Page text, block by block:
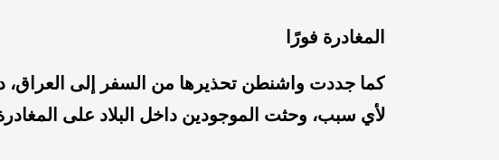
المغادرة فورًا
كما جددت واشنطن تحذيرها من السفر إلى العراق،
لأي سبب، وحثت الموجودين داخل البلاد على